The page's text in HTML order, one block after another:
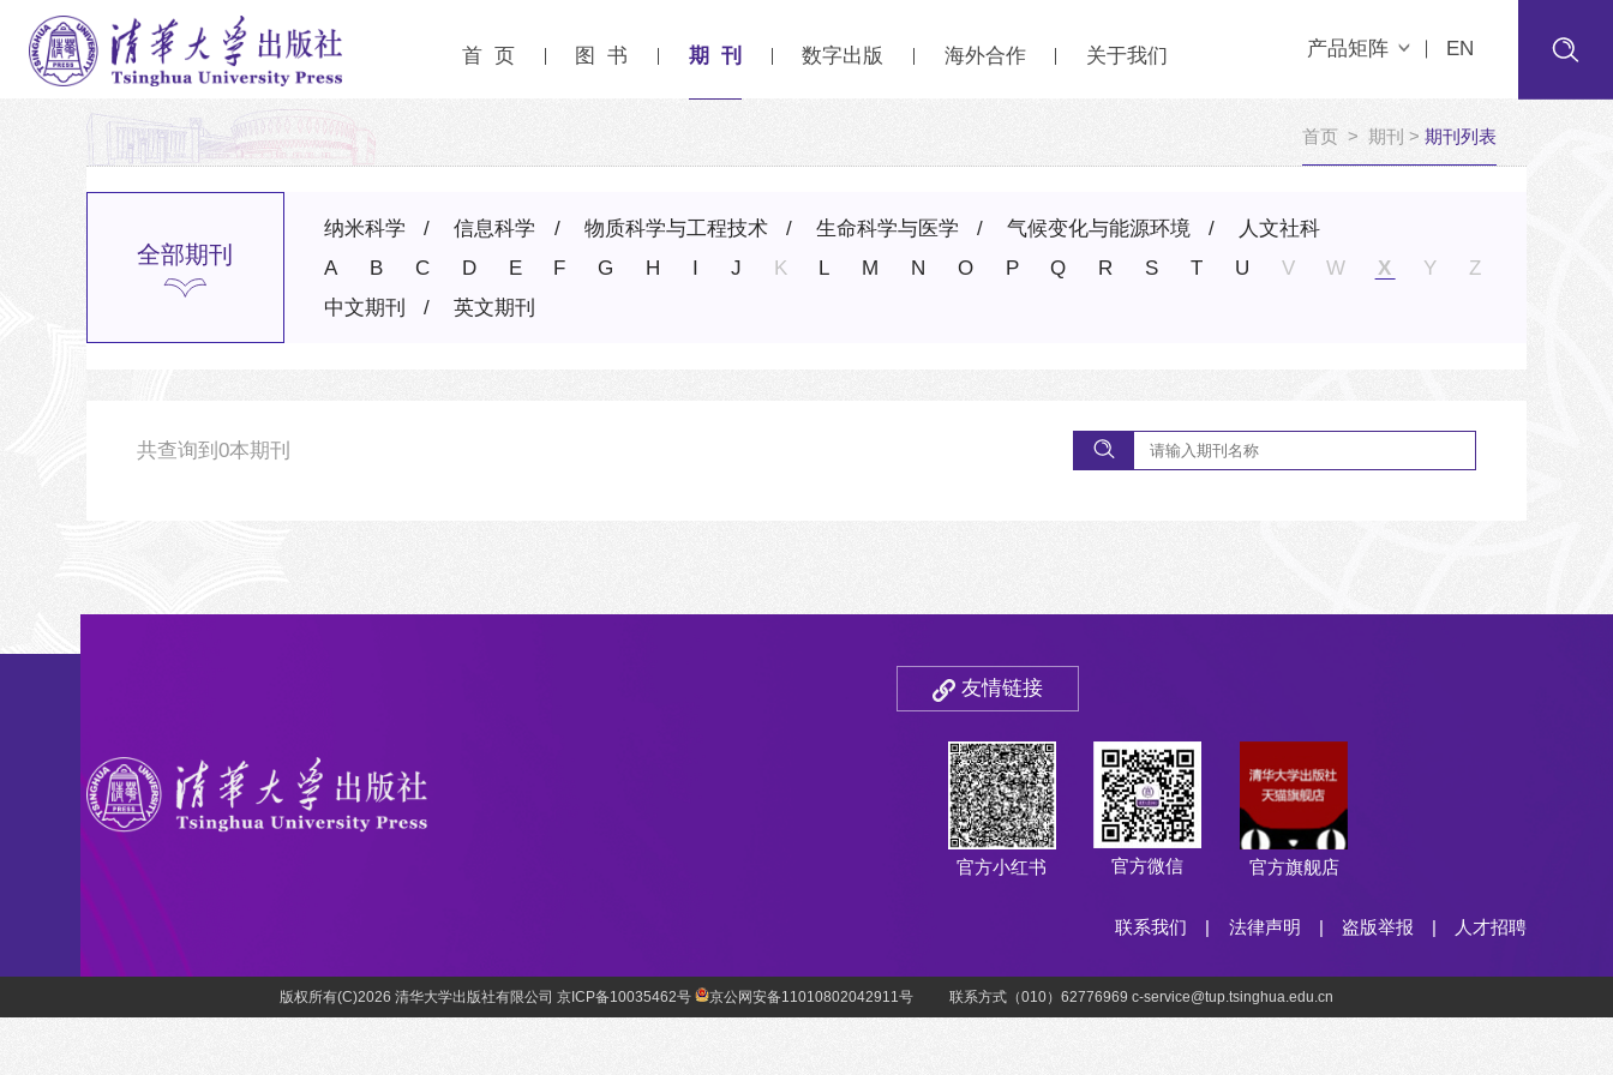
首 页 图 书 期 刊 数字出版 海外合作 关于我们 产品矩阵 EN
首页> 期刊 > 期刊列表
全部期刊
纳米科学 信息科学 物质科学与工程技术 生命科学与医学 气候变化与能源环境
人文社科
A
B C D E F G H I J K L M N O P Q R S T U V W X Y
Z
中文期刊
英文期刊
共查询到 0本期刊
友情链接
官方小红书 官方微信 官方旗舰店
联系我们 | 法律声明 | 盗版举报 | 人才招聘
版权所有(C)2026 清华大学出版社有限公司 京ICP备10035462号 京公网安备11010802042911号 联系方式（010）62776969 c-service@tup.tsinghua.edu.cn